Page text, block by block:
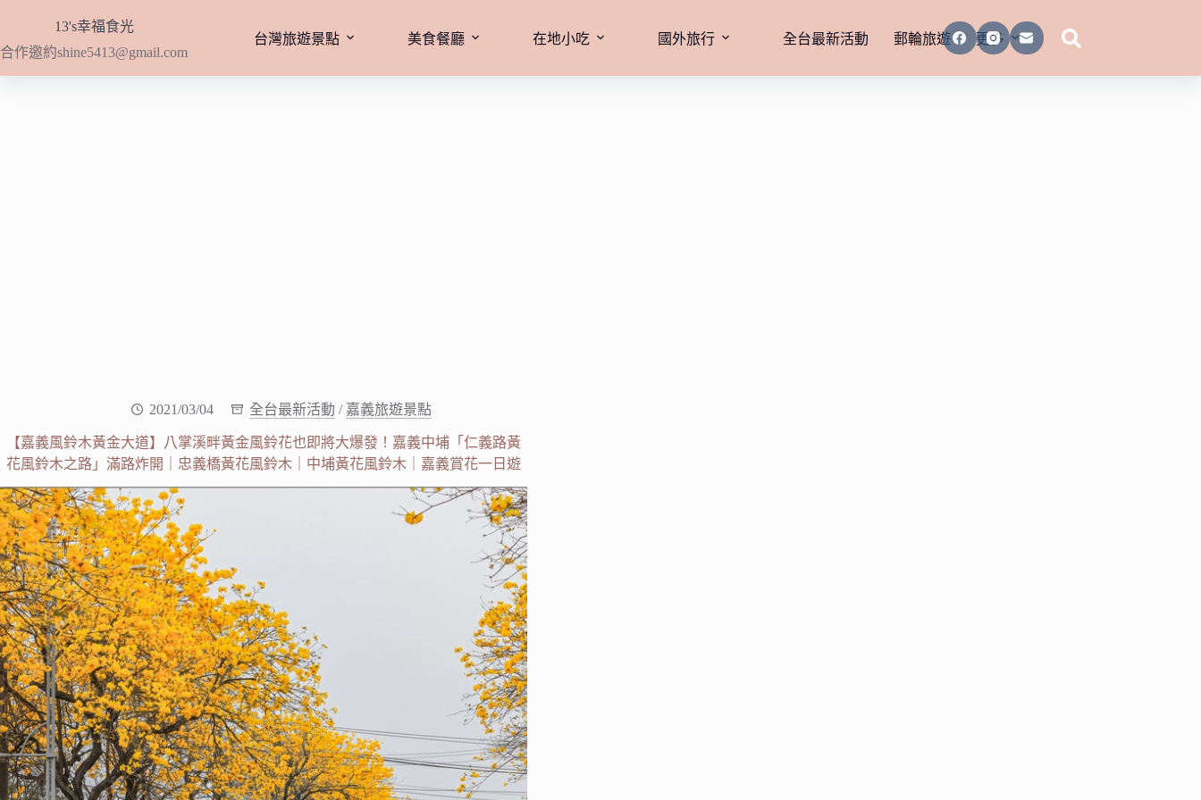
主
要
13's幸福食光
合作邀約shine5413@gmail.com
台灣旅遊景點 美食餐廳 在地小吃 國外旅行 全台最新活動 郵輪旅遊 更多
2021/03/04 全台最新活動 / 嘉義旅遊景點
【嘉義風鈴木黃金大道】八掌溪畔黃金風鈴花也即將大爆發！嘉義中埔「仁義路黃
花風鈴木之路」滿路炸開｜忠義橋黃花風鈴木｜中埔黃花風鈴木｜嘉義賞花一日遊